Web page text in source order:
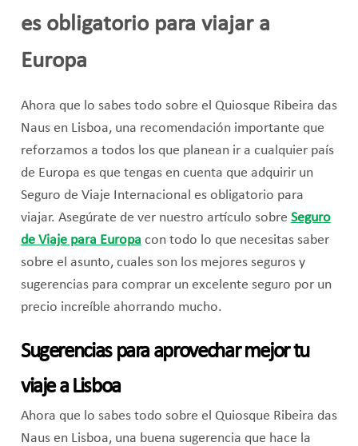
es obligatorio para viajar a
Europa
Ahora que lo sabes todo sobre el Quiosque Ribeira das
Naus en Lisboa, una recomendación importante que
reforzamos a todos los que planean ir a cualquier país
de Europa es que tengas en cuenta que adquirir un
Seguro de Viaje Internacional es obligatorio para
viajar. Asegúrate de ver nuestro artículo sobre Seguro
de Viaje para Europa con todo lo que necesitas saber
sobre el asunto, cuales son los mejores seguros y
sugerencias para comprar un excelente seguro por un
precio increíble ahorrando mucho.
Sugerencias para aprovechar mejor tu
viaje a Lisboa
Ahora que lo sabes todo sobre el Quiosque Ribeira das
Naus en Lisboa, una buena sugerencia que hace la